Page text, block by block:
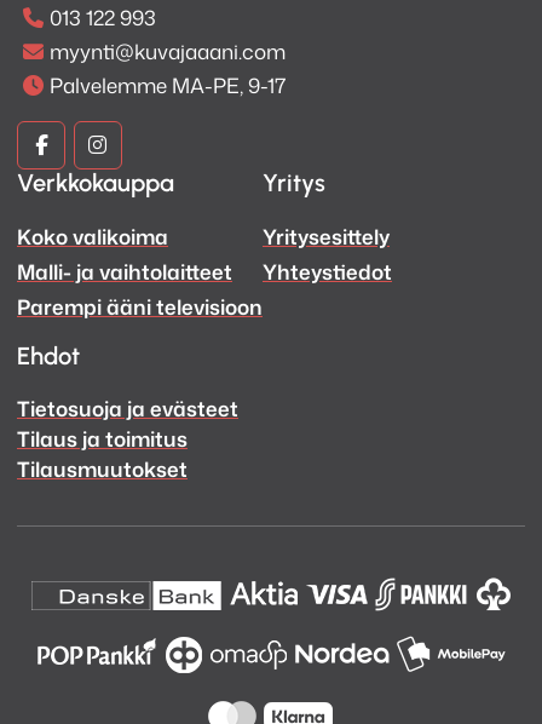
013 122 993
myynti@kuvajaaani.com
Palvelemme MA-PE, 9-17
Kuva
ja
Ääni
Facebook
Kuva
ja
Ääni
Instagram
Verkkokauppa
Koko valikoima
Malli- ja vaihtolaitteet
Parempi ääni televisioon
Yritys
Yritysesittely
Yhteystiedot
Ehdot
Tietosuoja ja evästeet
Tilaus ja toimitus
Tilausmuutokset